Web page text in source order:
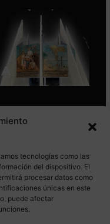
tecnologías como las
del dispositivo. El
procesar datos como
únicas en este
puede afectar
SOCIALES